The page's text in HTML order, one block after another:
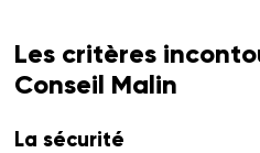
Les critères
Conseil Malin
La sécurité